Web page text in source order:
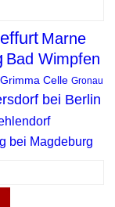
Marne
Bad Wimpfen
Grimma Celle Gronau
bei Berlin
bei Magdeburg